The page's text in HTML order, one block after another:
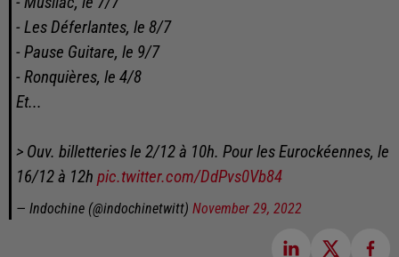
- Les Déferlantes, le 8/7
- Pause Guitare, le 9/7
- Ronquières, le 4/8
Et...
> Ouv. billetteries le 2/12 à 10h. Pour les Eurockéennes, le
16/12 à 12h pic.twitter.com/DdPvs0Vb84
— Indochine (@indochinetwitt) November 29, 2022